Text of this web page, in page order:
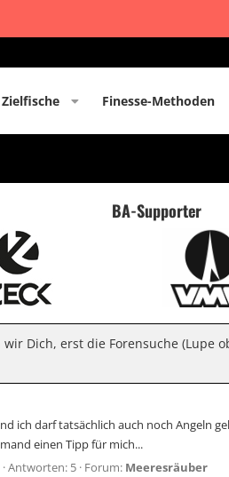
Zielfische Finesse-Methoden
BA-Supporter
Dich, erst die Forensuche
ich darf tatsächlich auch noch Angeln
einen Tipp für mich...
Antworten: 5 Forum: Meeresräuber